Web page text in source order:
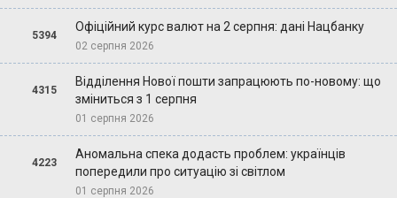
5394
Офіційний курс валют на 2 серпня: дані Нацбанку
02 серпня 2026
4315
Відділення Нової пошти запрацюють по-новому: що
зміниться з 1 серпня
01 серпня 2026
4223
Аномальна спека додасть проблем: українців
попередили про ситуацію зі світлом
01 серпня 2026